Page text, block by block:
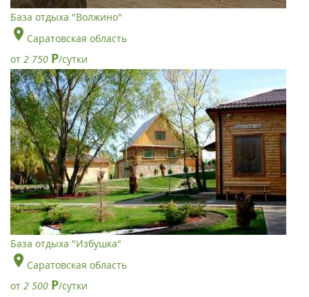
База отдыха "Волжино"
Саратовская область
от 2 750 Р/сутки
База отдыха "Избушка"
Саратовская область
от 2 500 Р/сутки